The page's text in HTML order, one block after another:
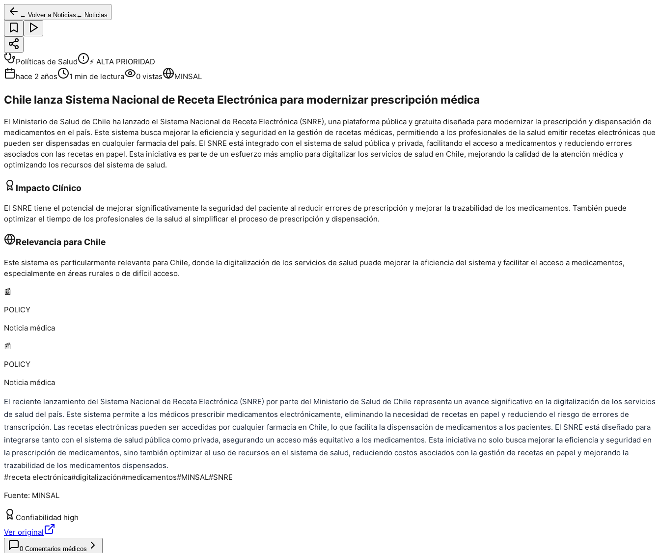
← Volver a Noticias ← Noticias
Políticas de Salud
⚡ ALTA PRIORIDAD
hace 2 años
1 min de lectura 0 vistas MINSAL
Chile lanza Sistema Nacional de Receta Electrónica para modernizar prescripción médica
El Ministerio de Salud de Chile ha lanzado el Sistema Nacional de Receta Electrónica (SNRE), una plataforma pública y gratuita diseñada para modernizar la prescripción y dispensación de
medicamentos en el país. Este sistema busca mejorar la eficiencia y seguridad en la gestión de recetas médicas, permitiendo a los profesionales de la salud emitir recetas electrónicas que
pueden ser dispensadas en cualquier farmacia del país. El SNRE está integrado con el sistema de salud pública y privada, facilitando el acceso a medicamentos y reduciendo errores
asociados con las recetas en papel. Esta iniciativa es parte de un esfuerzo más amplio para digitalizar los servicios de salud en Chile, mejorando la calidad de la atención médica y
optimizando los recursos del sistema de salud.
Impacto Clínico
El SNRE tiene el potencial de mejorar significativamente la seguridad del paciente al reducir errores de prescripción y mejorar la trazabilidad de los medicamentos. También puede
optimizar el tiempo de los profesionales de la salud al simplificar el proceso de prescripción y dispensación.
Relevancia para Chile
Este sistema es particularmente relevante para Chile, donde la digitalización de los servicios de salud puede mejorar la eficiencia del sistema y facilitar el acceso a medicamentos,
especialmente en áreas rurales o de difícil acceso.
📰
POLICY
Noticia médica
📰
POLICY
Noticia médica
El reciente lanzamiento del Sistema Nacional de Receta Electrónica (SNRE) por parte del Ministerio de Salud de Chile representa un avance significativo en la digitalización de los servicios
de salud del país. Este sistema permite a los médicos prescribir medicamentos electrónicamente, eliminando la necesidad de recetas en papel y reduciendo el riesgo de errores de
transcripción. Las recetas electrónicas pueden ser accedidas por cualquier farmacia en Chile, lo que facilita la dispensación de medicamentos a los pacientes. El SNRE está diseñado para
integrarse tanto con el sistema de salud pública como privada, asegurando un acceso más equitativo a los medicamentos. Esta iniciativa no solo busca mejorar la eficiencia y seguridad en
la prescripción de medicamentos, sino también optimizar el uso de recursos en el sistema de salud, reduciendo costos asociados con la gestión de recetas en papel y mejorando la
trazabilidad de los medicamentos dispensados.
#receta electrónica#digitalización#medicamentos#MINSAL#SNRE
Fuente: MINSAL
Confiabilidad high
Ver original
0 Comentarios médicos